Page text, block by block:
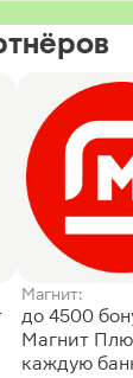
Магнит:
до 4500
Магнит
каждую